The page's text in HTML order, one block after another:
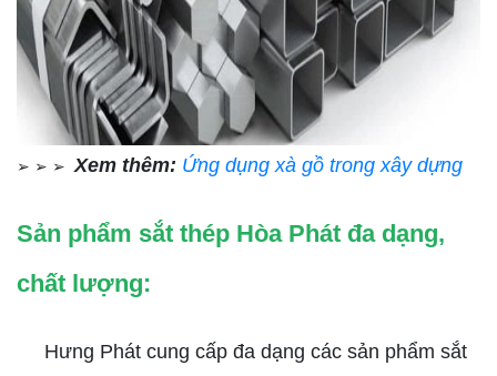
➢ ➢ ➢ Xem thêm: Ứng dụng xà gồ trong xây dựng
Sản phẩm sắt thép Hòa Phát đa dạng,
chất lượng:
Hưng Phát cung cấp đa dạng các sản phẩm sắt